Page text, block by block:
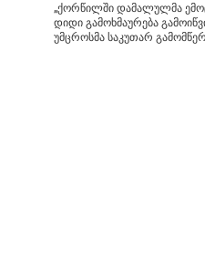
„ქორწილში დამალულმა
დიდი გამოხმაურება
უმცროსმა საკუთარ